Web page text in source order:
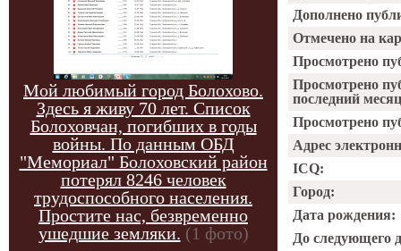
Мой любимый город Болохово.
Здесь я живу 70 лет. Список
Болоховчан, погибших в годы
войны. По данным ОБД
"Мемориал" Болоховский район
потерял 8246 человек
трудоспособного населения.
Простите нас, безвременно
ушедшие земляки. (1 фото)
Дополнено
Отмечено на
Просмотрено
Просмотрено
последний
Просмотрено
Адрес
ICQ:
Город:
Дата рождения:
До следующего